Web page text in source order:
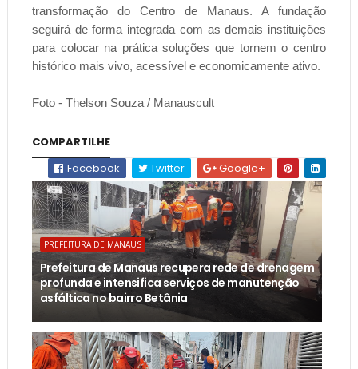
transformação do Centro de Manaus. A fundação
seguirá de forma integrada com as demais instituições
para colocar na prática soluções que tornem o centro
histórico mais vivo, acessível e economicamente ativo.
Foto - Thelson Souza / Manauscult
COMPARTILHE
Facebook
Twitter Google+
PREFEITURA DE MANAUS
Prefeitura de Manaus recupera rede de drenagem
profunda e intensifica serviços de manutenção
asfáltica no bairro Betânia